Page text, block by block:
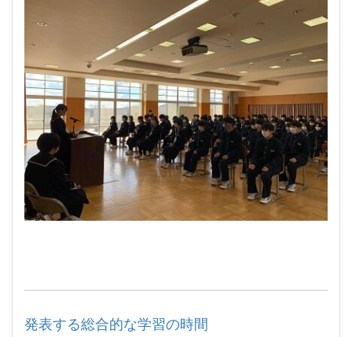
発表する総合的な学習の時間